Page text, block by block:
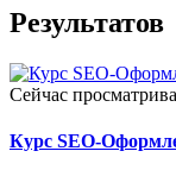
Результатов
Сейчас
Курс SEO-